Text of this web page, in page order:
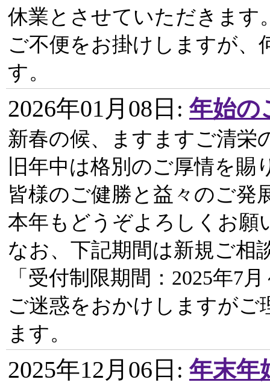
休業とさせていただきます
ご不便をお掛けしますが、
す。
2026年01月08日 : 年始の
新春の候、ますますご清栄
旧年中は格別のご厚情を
皆様のご健勝と益々のご発
本年もどうぞよろしくお願
なお、下記期間は新規ご相
「受付制限期間：2025年7
ご迷惑をおかけしますが
ます。
2025年12月06日 : 年末年